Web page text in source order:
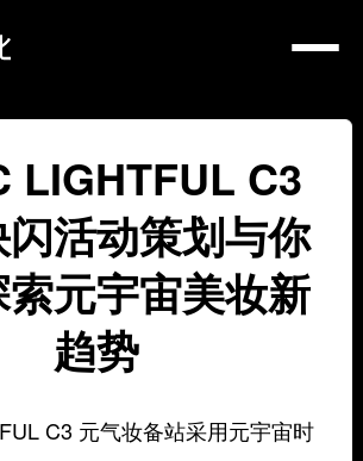
LIGHTFUL C3
活动策划与你
元宇宙美妆新
趋势
C3 元气妆备站采用元宇宙时